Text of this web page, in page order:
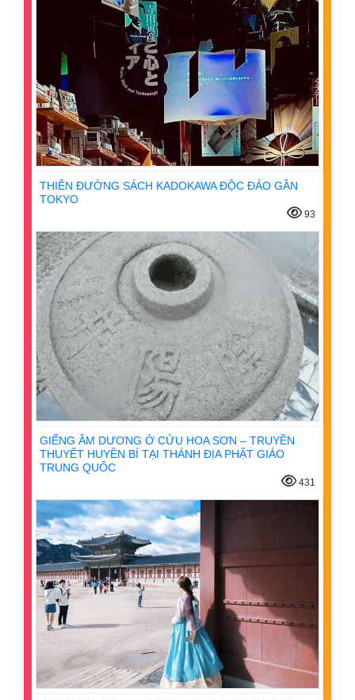
THIÊN ĐƯỜNG SÁCH KADOKAWA ĐỘC ĐÁO GẦN
TOKYO
93
GIẾNG ÂM DƯƠNG Ở CỬU HOA SƠN – TRUYỀN
THUYẾT HUYỀN BÍ TẠI THÁNH ĐỊA PHẬT GIÁO
TRUNG QUỐC
431